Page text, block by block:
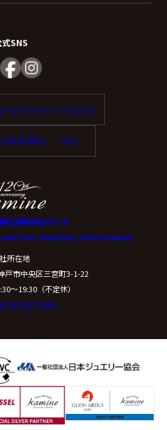
式SNS
at Kamine. (English)
免稅購物。（中文）
正規販売店カミネ
Fine Jewellery, Kobe Kamine
所在地
戸市中央区三宮町3-1-22
〜19:30（不定休）
0120-02-7039